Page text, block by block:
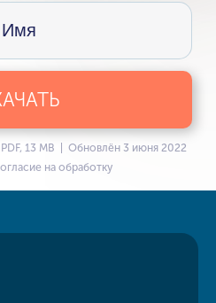
13 MB | Обновлён 3 июня 2022
на обработку